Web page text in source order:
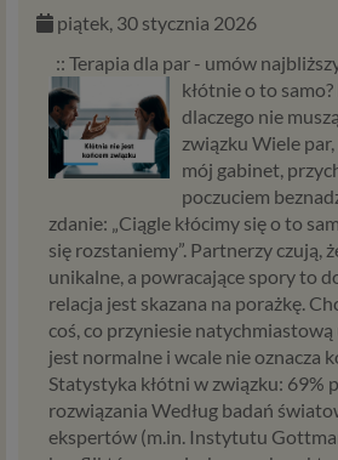
piątek, 30 stycznia 2026
:: Terapia dla par - umów
kłótnie o to
dlaczego nie
związku Wiele
mój gabinet,
poczuciem
zdanie: „Ciągle kłócimy się o to
się rozstaniemy”. Partnerzy czują,
unikalne, a powracające spory to
relacja jest skazana na porażkę.
coś, co przyniesie
jest normalne i wcale nie oznacza
Statystyka kłótni w związku: 69%
rozwiązania Według badań
ekspertów (m.in. Instytutu
personalizowania udostępnianych
analizowania ruchu na naszych
technologię tę wykorzystują
Partnerzy. Cookies to dane
plikach i przechowywane na Twoim
końcowym (tj. Twój komputer,
które przeglądarka wysyła do
każdorazowym wejściu na stronę z
podczas gdy odwiedzasz różne
każdej chwili możesz zmienić
przeglądarki, by ograniczyć lub
plików cookies oraz jak usunąć takie
urządzenia.
Zaufani Partnerzy
To firmy i inne podmioty, z którymi
głównie w zakresie